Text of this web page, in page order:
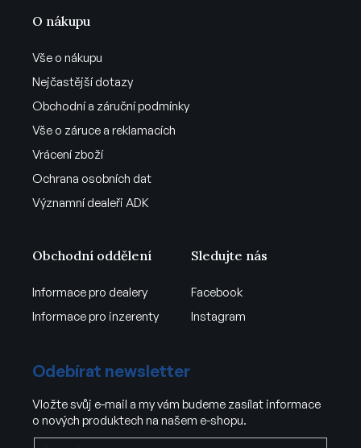
O nákupu
Vše o nákupu
Nejčastější dotazy
Obchodní a záruční podmínky
Vše o záruce a reklamacích
Vrácení zboží
Ochrana osobních dat
Významní dealeři ADK
Obchodní oddělení
Informace pro dealery
Informace pro inzerenty
Sledujte nás
Facebook
Instagram
Odebírat newsletter
Vložte svůj e-mail a my vám budeme zasílat informace
o nových produktech na našem e-shopu.